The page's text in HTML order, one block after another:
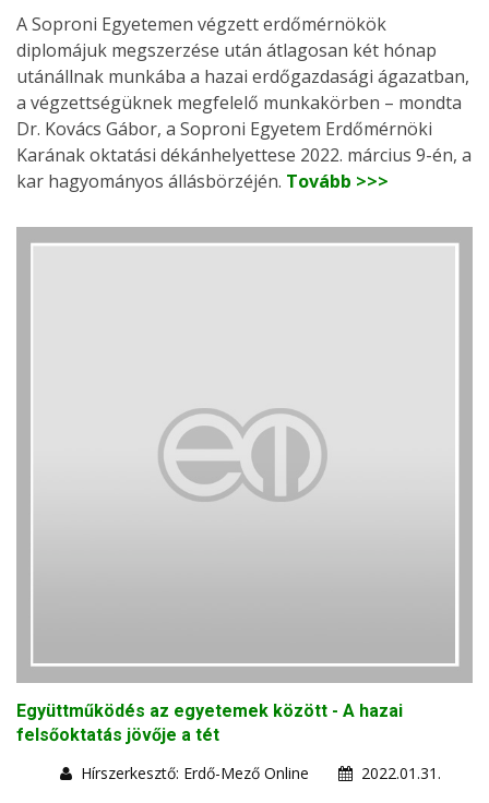
A Soproni Egyetemen végzett erdőmérnökök
diplomájuk megszerzése után átlagosan két hónap
utánállnak munkába a hazai erdőgazdasági ágazatban,
a végzettségüknek megfelelő munkakörben – mondta
Dr. Kovács Gábor, a Soproni Egyetem Erdőmérnöki
Karának oktatási dékánhelyettese 2022. március 9-én, a
kar hagyományos állásbörzéjén. Tovább >>>
Együttműködés az egyetemek között - A hazai
felsőoktatás jövője a tét
Hírszerkesztő: Erdő-Mező Online
2022.01.31.